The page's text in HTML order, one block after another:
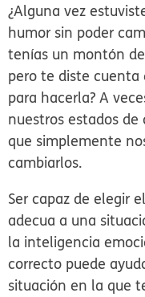
¿Alguna vez
humor sin poder
tenías un montón
pero te diste cuenta
para hacerla? A
nuestros estados
que simplemente
cambiarlos.
Ser capaz de elegir
adecua a una
la inteligencia
correcto puede
situación en la que